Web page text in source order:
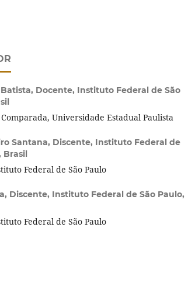
Docente, Instituto Federal de São
Universidade Estadual Paulista
Santana, Discente, Instituto Federal de
Brasil
Federal de São Paulo
Discente, Instituto Federal de São Paulo,
Federal de São Paulo